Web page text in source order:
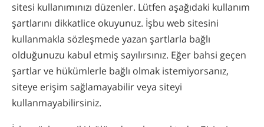
sitesi kullanımınızı düzenler. Lütfen aşağıdaki kullanım
şartlarını dikkatlice okuyunuz. İşbu web sitesini
kullanmakla sözleşmede yazan şartlarla bağlı
olduğunuzu kabul etmiş sayılırsınız. Eğer bahsi geçen
şartlar ve hükümlerle bağlı olmak istemiyorsanız,
siteye erişim sağlamayabilir veya siteyi
kullanmayabilirsiniz.